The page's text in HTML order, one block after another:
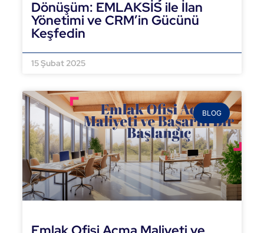
Dönüşüm: EMLAKSİS ile İlan
Yönetimi ve CRM’in Gücünü
Keşfedin
15 Şubat 2025
BLOG